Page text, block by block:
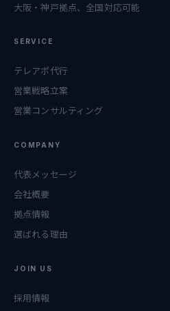
大阪・神戸拠点、全国対応可能
SERVICE
テレアポ代行
営業戦略立案
営業コンサルティング
COMPANY
代表メッセージ
会社概要
拠点情報
選ばれる理由
JOIN US
採用情報